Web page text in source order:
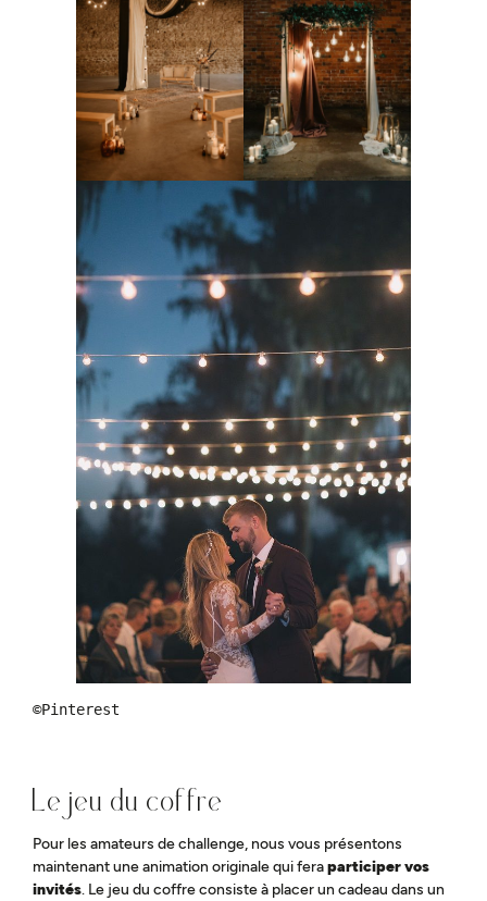
©Pinterest
Le jeu du coffre
Pour les amateurs de challenge, nous vous présentons
maintenant une animation originale qui feraparticiper vos
invités. Le jeu du coffre consiste à placer un cadeau dans un